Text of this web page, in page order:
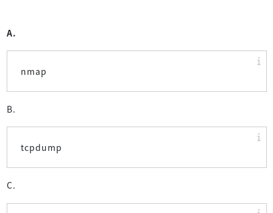
A.
nmap
B.
tcpdump
C.